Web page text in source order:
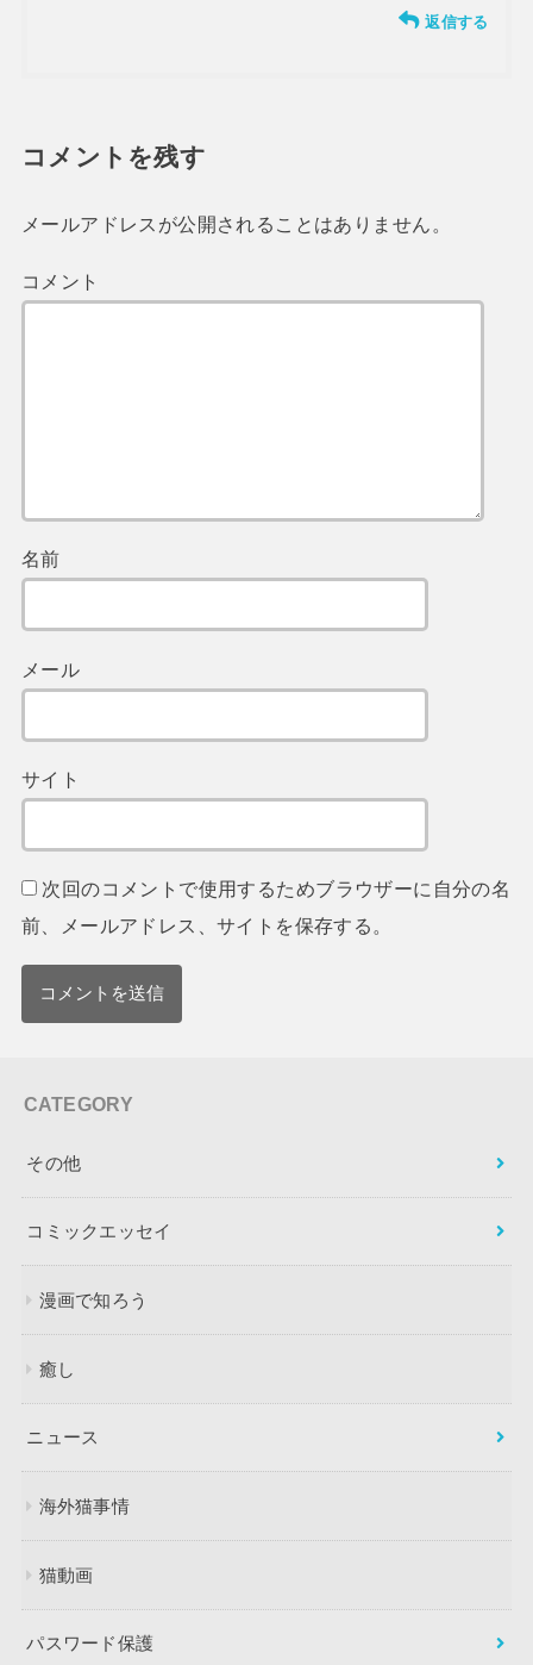
返信する
コメントを残す
メールアドレスが公開されることはありません。
コメント
名前
メール
サイト
次回のコメントで使用するためブラウザーに自分の名
前、メールアドレス、サイトを保存する。
CATEGORY
その他
コミックエッセイ
漫画で知ろう
癒し
ニュース
海外猫事情
猫動画
パスワード保護